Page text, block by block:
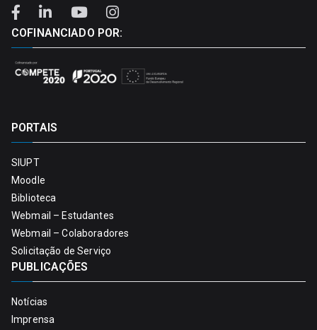
COFINANCIADO POR:
PORTAIS
SIUPT
Moodle
Biblioteca
Webmail – Estudantes
Webmail – Colaboradores
Solicitação de Serviço
PUBLICAÇÕES
Notícias
Imprensa